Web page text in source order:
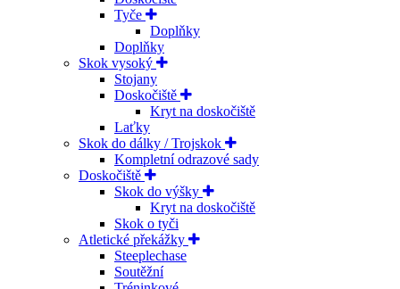
Tyče
Doplňky
Doplňky
Skok vysoký
Stojany
Doskočiště
Kryt na doskočiště
Laťky
Skok do dálky / Trojskok
Kompletní odrazové sady
Doskočiště
Skok do výšky
Kryt na doskočiště
Skok o tyči
Atletické překážky
Steeplechase
Soutěžní